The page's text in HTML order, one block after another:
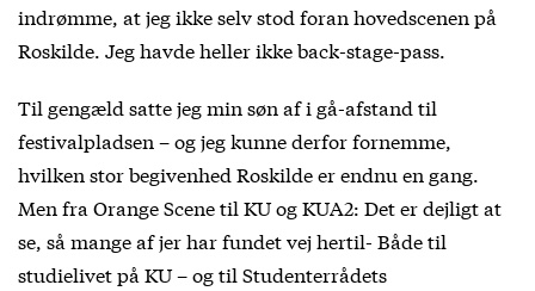
indrømme, at jeg ikke selv stod foran hovedscenen på
Roskilde. Jeg havde heller ikke back-stage-pass.
Til gengæld satte jeg min søn af i gå-afstand til
festivalpladsen – og jeg kunne derfor fornemme,
hvilken stor begivenhed Roskilde er endnu en gang.
Men fra Orange Scene til KU og KUA2: Det er dejligt at
se, så mange af jer har fundet vej hertil- Både til
studielivet på KU – og til Studenterrådets